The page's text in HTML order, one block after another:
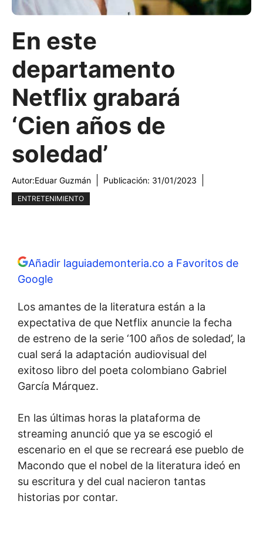
En este
departamento
Netflix grabará
‘Cien años de
soledad’
Autor:Eduar Guzmán Publicación: 31/01/2023
ENTRETENIMIENTO
Añadir laguiademonteria.co a Favoritos de
Google
Los amantes de la literatura están a la
expectativa de que Netflix anuncie la fecha
de estreno de la serie ‘100 años de soledad’, la
cual será la adaptación audiovisual del
exitoso libro del poeta colombiano Gabriel
García Márquez.
En las últimas horas la plataforma de
streaming anunció que ya se escogió el
escenario en el que se recreará ese pueblo de
Macondo que el nobel de la literatura ideó en
su escritura y del cual nacieron tantas
historias por contar.